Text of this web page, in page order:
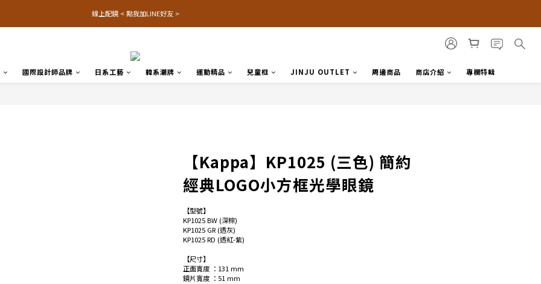
線上配鏡 < 點我加LINE好友 >
國際設計師品牌 日系工藝 韓系潮牌 運動精品 兒童框 JINJU OUTLET 周邊商品 商店介紹 專欄特輯
【Kappa】KP1025 (三色) 簡約
經典LOGO小方框光學眼鏡
【型號】
KP1025 BW (深棕)
KP1025 GR (透灰)
KP1025 RD (透紅-紫)
【尺寸】
正面寬度 ：131 mm
鏡片寬度 ：51 mm